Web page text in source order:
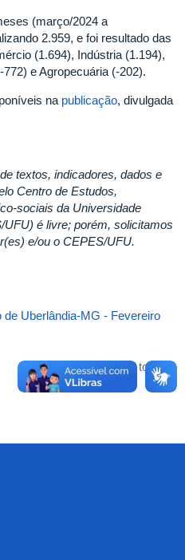
(março/2024 a
2.959, e foi resultado das
(1.694), Indústria (1.194),
e Agropecuária (-202).
na publicação, divulgada
textos, indicadores, dados e
Centro de Estudos,
sociais da Universidade
é livre; porém, solicitamos
e/ou o CEPES/UFU.
Uberlândia-MG - Fevereiro
Voltar para o topo